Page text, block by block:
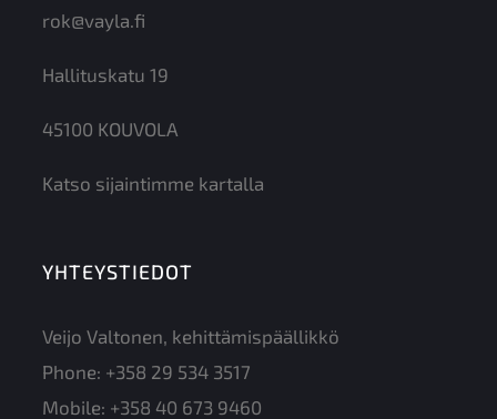
rok@vayla.fi
Hallituskatu 19
45100 KOUVOLA
Katso sijaintimme kartalla
YHTEYSTIEDOT
Veijo Valtonen, kehittämispäällikkö
Phone: +358 29 534 3517
Mobile: +358 40 673 9460